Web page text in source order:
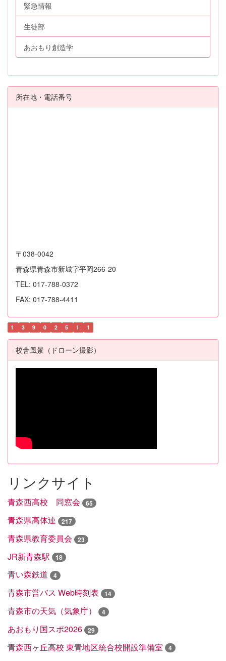
緊急情報
生徒部
あおもり創造学
所在地・電話番号
〒038-0042
青森県青森市新城字平岡266-20
TEL: 017-788-0372
FAX: 017-788-4411
1 3 9 0 2 5 1 1
校舎風景（ドローン撮影）
リンクサイト
青森西高校 同窓会 65
青森県高体連 217
青森県教育委員会 23
JR新青森駅 18
青い森鉄道 4
青森市営バス Web時刻表 14
青森市の天気（気象庁） 4
あおもり国スポ2026 29
青森西ヶ丘高校 東青地区統合校開設準備室 4